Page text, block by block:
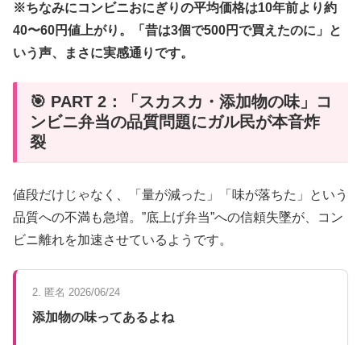
※ちなみにコンビニおにぎりの平均価格は10年前より約
40〜60円値上がり。「昔は3個で500円で買えたのに」と
いう声、まさに実感通りです。
🎯 PART 2：「スカスカ・添加物の味」コ
ンビニ弁当の品質問題にガル民が本音炸
裂
値段だけじゃなく、「量が減った」「味が落ちた」という
品質への不満も急増。”底上げ弁当”への信頼失墜が、コン
ビニ離れを加速させているようです。
2. 匿名 2026/06/24
添加物の味ってあるよね